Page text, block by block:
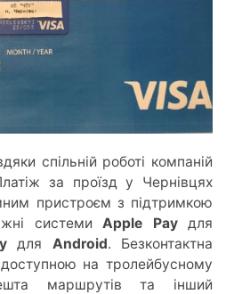
спільній роботі компаній
за проїзд у Чернівцях
пристроєм з підтримкою
системиApple Payдля
для Android. Безконтактна
на тролейбусному
маршрутів та інший